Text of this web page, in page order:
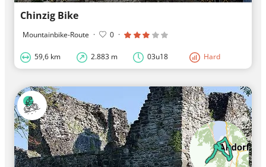
Chinzig Bike
Mountainbike-Route · 0 ·
59,6 km 2.883 m 03u18 Hard